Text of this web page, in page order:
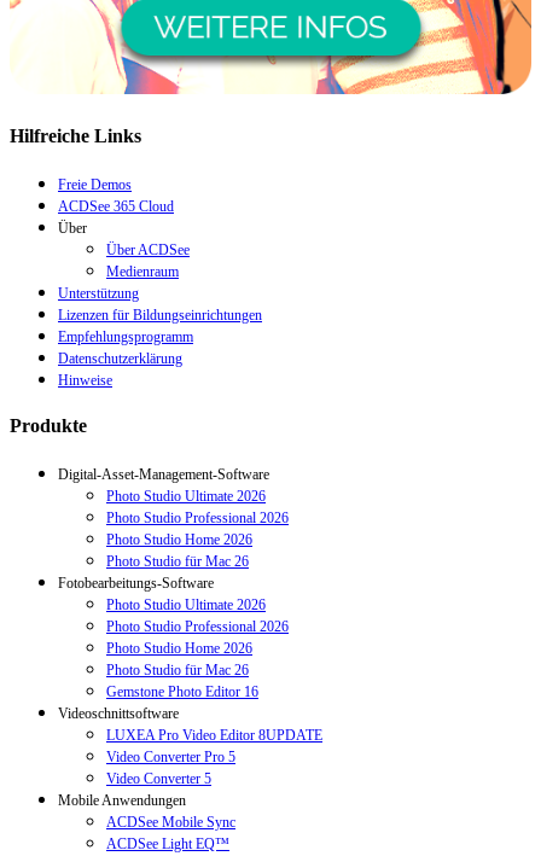
Hilfreiche Links
Freie Demos
ACDSee 365 Cloud
Über
Über ACDSee
Medienraum
Unterstützung
Lizenzen für Bildungseinrichtungen
Empfehlungsprogramm
Datenschutzerklärung
Hinweise
Produkte
Digital-Asset-Management-Software
Photo Studio Ultimate 2026
Photo Studio Professional 2026
Photo Studio Home 2026
Photo Studio für Mac 26
Fotobearbeitungs-Software
Photo Studio Ultimate 2026
Photo Studio Professional 2026
Photo Studio Home 2026
Photo Studio für Mac 26
Gemstone Photo Editor 16
Videoschnittsoftware
LUXEA Pro Video Editor 8UPDATE
Video Converter Pro 5
Video Converter 5
Mobile Anwendungen
ACDSee Mobile Sync
ACDSee Light EQ™